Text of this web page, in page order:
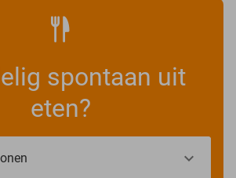
spontaan uit
eten?